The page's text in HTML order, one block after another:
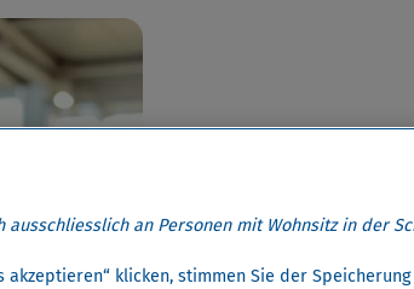
Erfolg
ausschliesslich an Personen mit Wohnsitz in der
akzeptieren“ klicken, stimmen Sie der Speicherung